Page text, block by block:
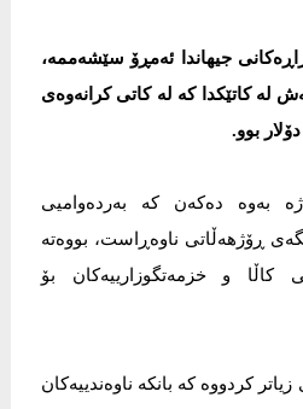
جیهاندا ئەمڕۆ سێشەممە،
ئەمەش لە کاتێکدا کە لە کاتی کرانەوەی
بەوە دەکەن کە بەردەوامیی
ڕۆژهەڵاتی ناوەڕاست، بووەتە
کاڵا و خزمەتگوزارییەکان بۆ
کردووە کە بانکە ناوەندییەکان